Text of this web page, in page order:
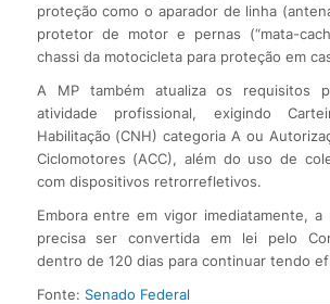
proteção como o aparador de linha
protetor de motor e pernas (“mata-
chassi da motocicleta para proteção em
A MP também atualiza os requisitos
atividade profissional, exigindo
Habilitação (CNH) categoria A ou
Ciclomotores (ACC), além do uso de
com dispositivos retrorrefletivos.
Embora entre em vigor imediatamente, a
precisa ser convertida em lei pelo
dentro de 120 dias para continuar tendo
Fonte: Senado Federal